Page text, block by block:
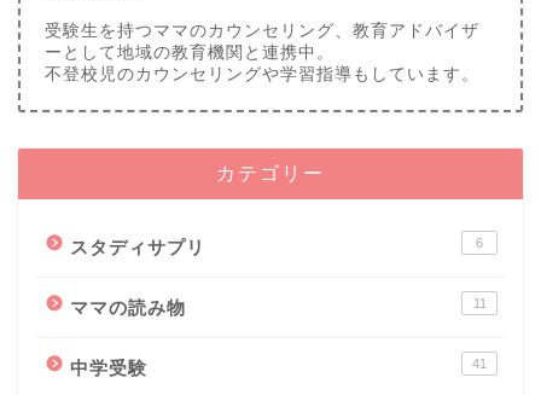
受験生を持つママのカウンセリング、教育アドバイザ
ーとして地域の教育機関と連携中。
不登校児のカウンセリングや学習指導もしています。
カテゴリー
スタディサプリ 6
ママの読み物 11
中学受験 41